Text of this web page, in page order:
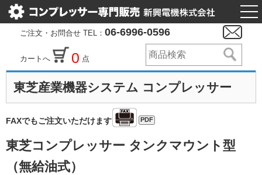
ご注文・お問合せ TEL： 06-6996-0596
カートへ 0 点
東芝産業機器システム コンプレッサー
FAXでもご注文いただけます PDF
東芝コンプレッサー タンクマウント型
（無給油式）